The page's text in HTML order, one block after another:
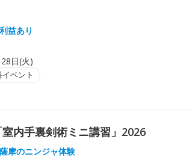
益あり
日(火)
ベント
内手裏剣術ミニ講習」2026
摩のニンジャ体験